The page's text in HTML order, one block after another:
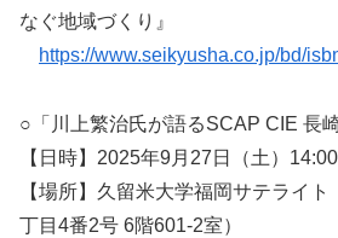
なぐ地域づくり』
https://www.seikyusha.co.jp/bd/
○「川上繁治氏が語るSCAP CIE 長
【日時】2025年9月27日（土）
【場所】久留米大学福岡サテライ
丁目4番2号 6階601-2室）